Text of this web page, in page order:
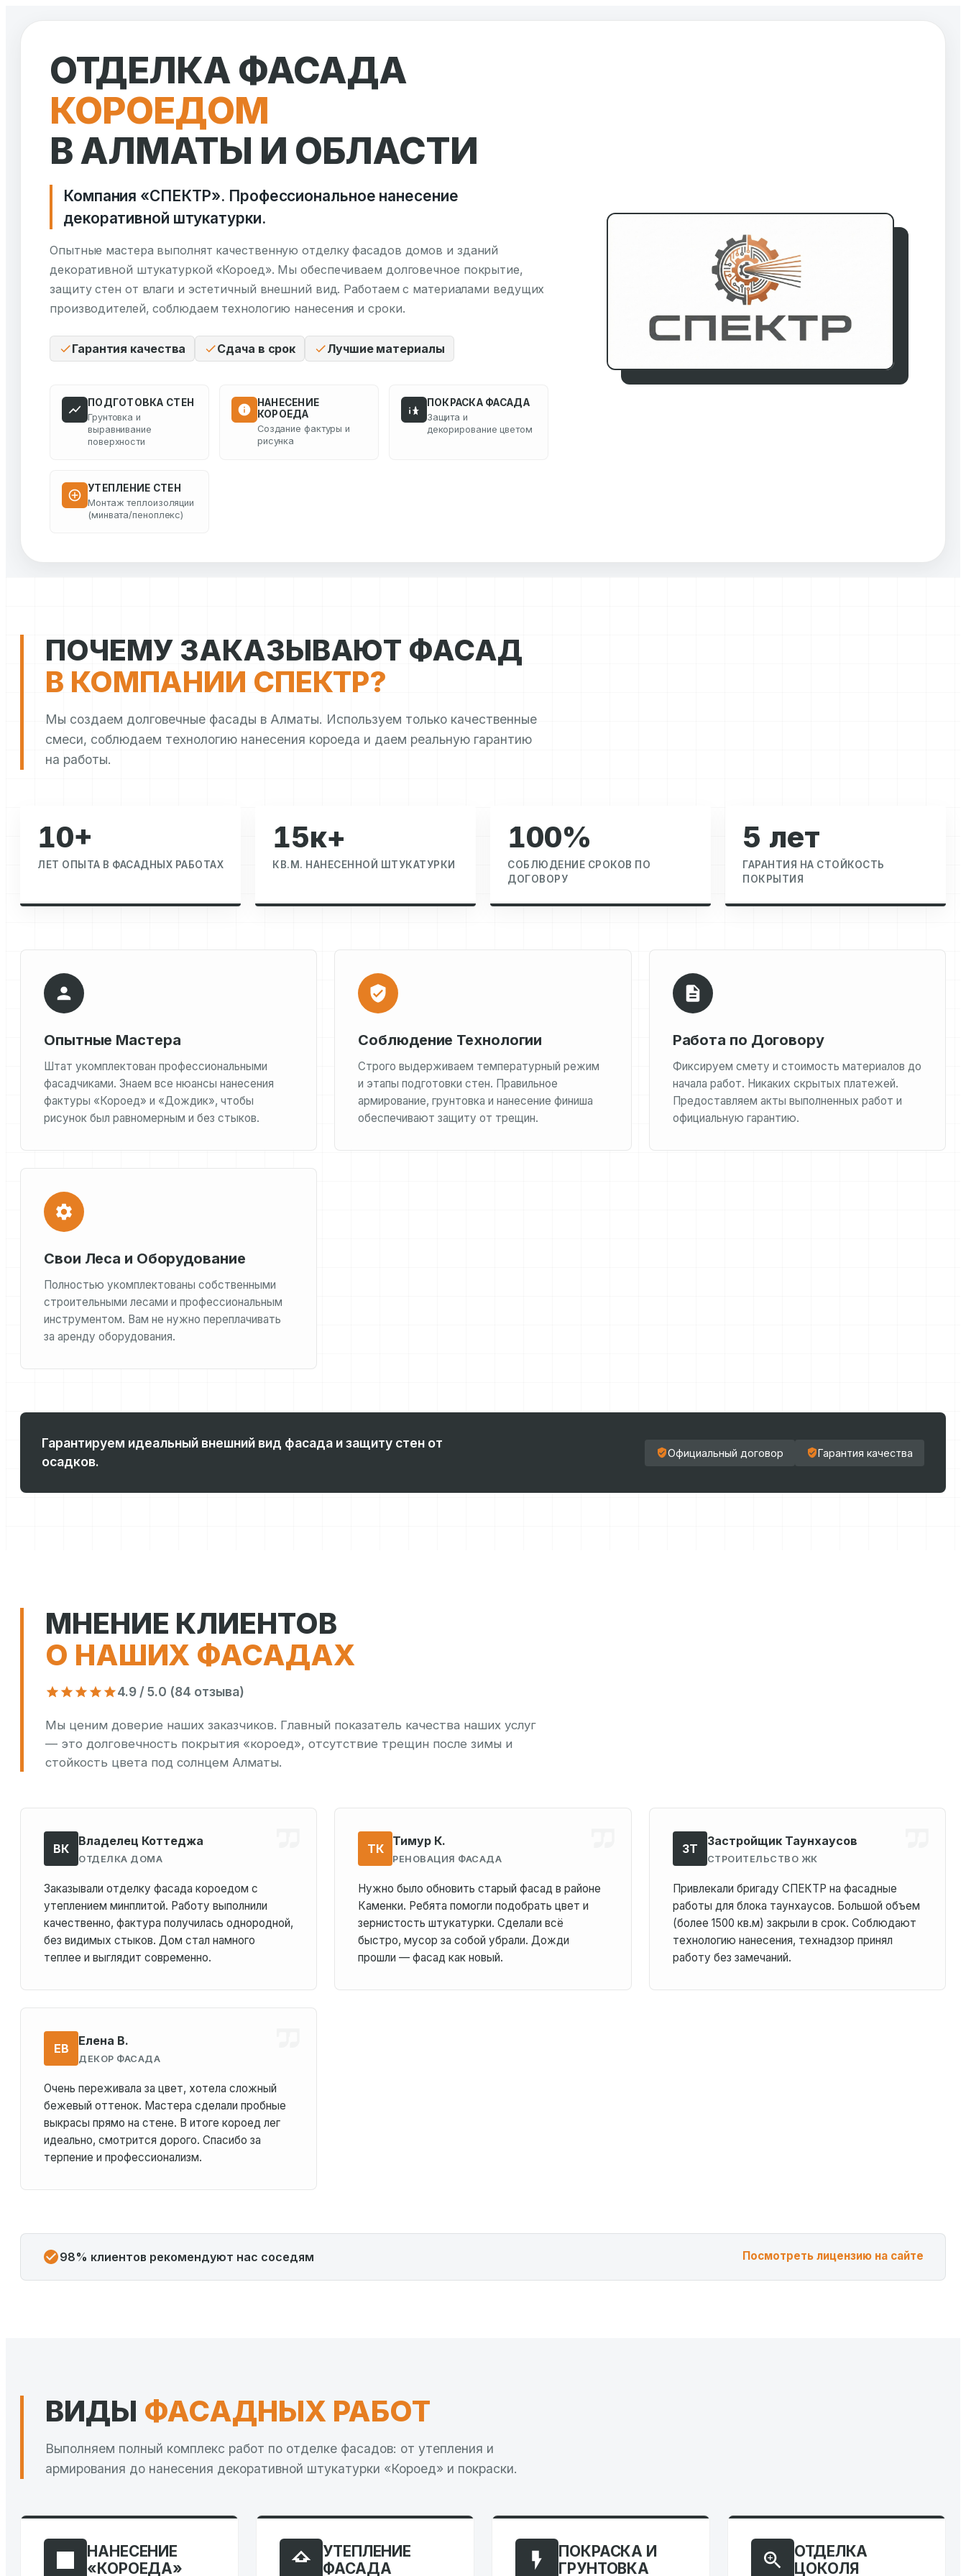
содержимому
ОТДЕЛКА ФАСАДА
КОРОЕДОМ
В АЛМАТЫ И ОБЛАСТИ
Компания «СПЕКТР». Профессиональное нанесение
декоративной штукатурки.
Опытные мастера выполнят качественную отделку фасадов домов и зданий
декоративной штукатуркой «Короед». Мы обеспечиваем долговечное покрытие,
защиту стен от влаги и эстетичный внешний вид. Работаем с материалами ведущих
производителей, соблюдаем технологию нанесения и сроки.
Гарантия качества Сдача в срок Лучшие материалы
ПОДГОТОВКА СТЕН
Грунтовка и
выравнивание
поверхности
НАНЕСЕНИЕ
КОРОЕДА
Создание фактуры и
рисунка
ПОКРАСКА ФАСАДА
Защита и
декорирование цветом
УТЕПЛЕНИЕ СТЕН
Монтаж теплоизоляции
(минвата/пеноплекс)
ПОЧЕМУ ЗАКАЗЫВАЮТ ФАСАД
В КОМПАНИИ СПЕКТР?
Мы создаем долговечные фасады в Алматы. Используем только качественные
смеси, соблюдаем технологию нанесения короеда и даем реальную гарантию
на работы.
10+
ЛЕТ ОПЫТА В ФАСАДНЫХ РАБОТАХ
15к+
КВ.М. НАНЕСЕННОЙ ШТУКАТУРКИ
100%
СОБЛЮДЕНИЕ СРОКОВ ПО
ДОГОВОРУ
5 лет
ГАРАНТИЯ НА СТОЙКОСТЬ
ПОКРЫТИЯ
Опытные Мастера
Штат укомплектован профессиональными
фасадчиками. Знаем все нюансы нанесения
фактуры «Короед» и «Дождик», чтобы
рисунок был равномерным и без стыков.
Соблюдение Технологии
Строго выдерживаем температурный режим
и этапы подготовки стен. Правильное
армирование, грунтовка и нанесение финиша
обеспечивают защиту от трещин.
Работа по Договору
Фиксируем смету и стоимость материалов до
начала работ. Никаких скрытых платежей.
Предоставляем акты выполненных работ и
официальную гарантию.
Свои Леса и Оборудование
Полностью укомплектованы собственными
строительными лесами и профессиональным
инструментом. Вам не нужно переплачивать
за аренду оборудования.
Гарантируем идеальный внешний вид фасада и защиту стен от
осадков.
Официальный договор Гарантия качества
МНЕНИЕ КЛИЕНТОВ
О НАШИХ ФАСАДАХ
4.9 / 5.0 (84 отзыва)
Мы ценим доверие наших заказчиков. Главный показатель качества наших услуг
— это долговечность покрытия «короед», отсутствие трещин после зимы и
стойкость цвета под солнцем Алматы.
ВК
Владелец Коттеджа
ОТДЕЛКА ДОМА
Заказывали отделку фасада короедом с
утеплением минплитой. Работу выполнили
качественно, фактура получилась однородной,
без видимых стыков. Дом стал намного
теплее и выглядит современно.
ТК
Тимур К.
РЕНОВАЦИЯ ФАСАДА
Нужно было обновить старый фасад в районе
Каменки. Ребята помогли подобрать цвет и
зернистость штукатурки. Сделали всё
быстро, мусор за собой убрали. Дожди
прошли — фасад как новый.
ЗТ
Застройщик Таунхаусов
СТРОИТЕЛЬСТВО ЖК
Привлекали бригаду СПЕКТР на фасадные
работы для блока таунхаусов. Большой объем
(более 1500 кв.м) закрыли в срок. Соблюдают
технологию нанесения, технадзор принял
работу без замечаний.
ЕВ
Елена В.
ДЕКОР ФАСАДА
Очень переживала за цвет, хотела сложный
бежевый оттенок. Мастера сделали пробные
выкрасы прямо на стене. В итоге короед лег
идеально, смотрится дорого. Спасибо за
терпение и профессионализм.
98% клиентов рекомендуют нас соседям Посмотреть лицензию на сайте
ВИДЫ ФАСАДНЫХ РАБОТ
Выполняем полный комплекс работ по отделке фасадов: от утепления и
армирования до нанесения декоративной штукатурки «Короед» и покраски.
НАНЕСЕНИЕ
«КОРОЕДА»
УТЕПЛЕНИЕ
ФАСАДА
ПОКРАСКА И
ГРУНТОВКА
ОТДЕЛКА
ЦОКОЛЯ